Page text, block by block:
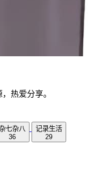
热爱分享。
七杂八
36
记录生活
29